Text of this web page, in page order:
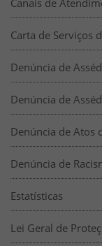
Canais de
Carta de Serviços
Denúncia de
Denúncia de
Denúncia de Atos
Denúncia de
Estatísticas
Lei Geral de